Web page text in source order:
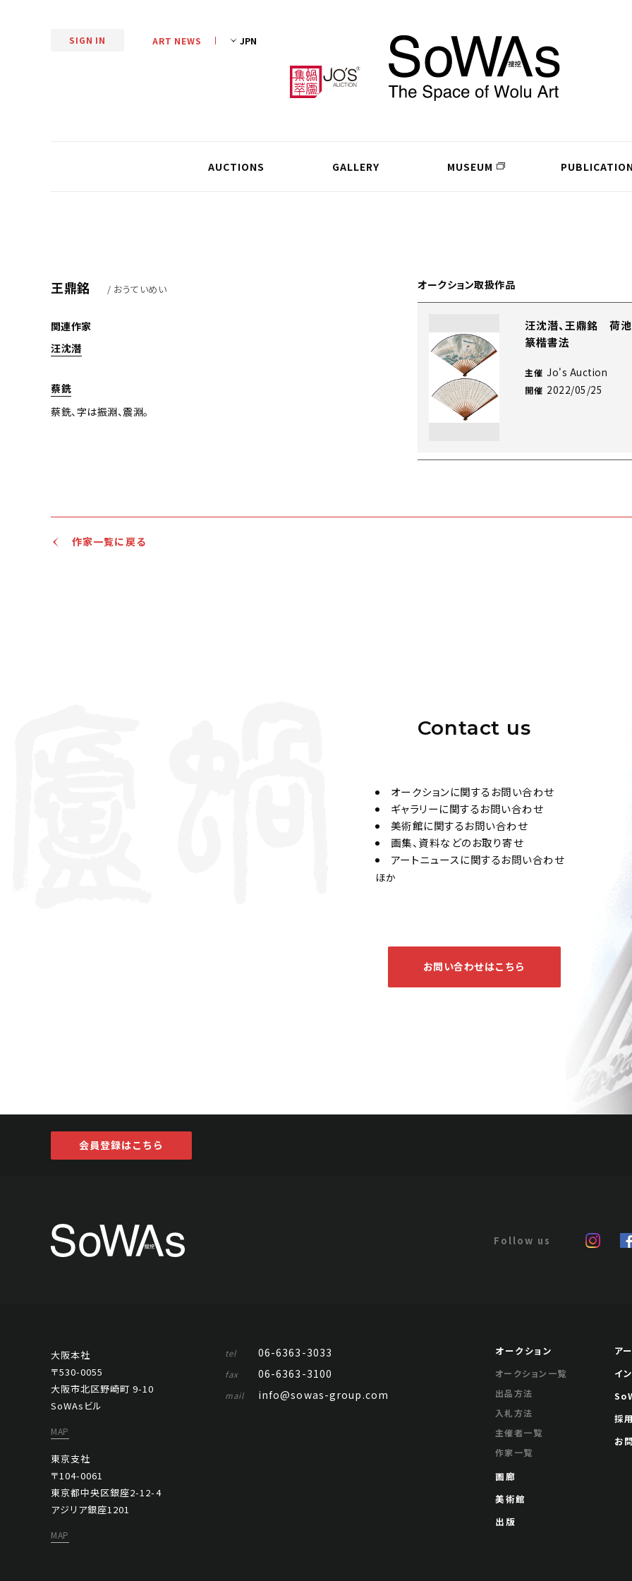
SIGN IN ART NEWS
AUCTIONS GALLERY MUSEUM
王鼎銘 / おうていめい
関連作家
汪沈潛
蔡銑
蔡銑、字は振淵、震淵。
オークション取扱作品
汪沈潛、王鼎銘 荷池
篆楷書法
主催 Jo's Auction
開催 2022/05/25
作家一覧に戻る
Contact us
オークションに関するお問い合わせ
ギャラリーに関するお問い合わせ
美術館に関するお問い合わせ
画集、資料などのお取り寄せ
アートニュースに関するお問い合わせ
ほか
お問い合わせはこちら
会員登録はこちら
大阪本社
〒530-0055
大阪市北区野崎町 9-10
SoWAsビル
MAP
東京支社
〒104-0061
東京都中央区銀座2-12-4
アジリア銀座1201
MAP
tel 06-6363-3033
fax 06-6363-3100
mail info@sowas-group.com
オークション
オークション一覧
出品方法
入札方法
主催者一覧
作家一覧
画廊
美術館
出版
ア
イ
採
お